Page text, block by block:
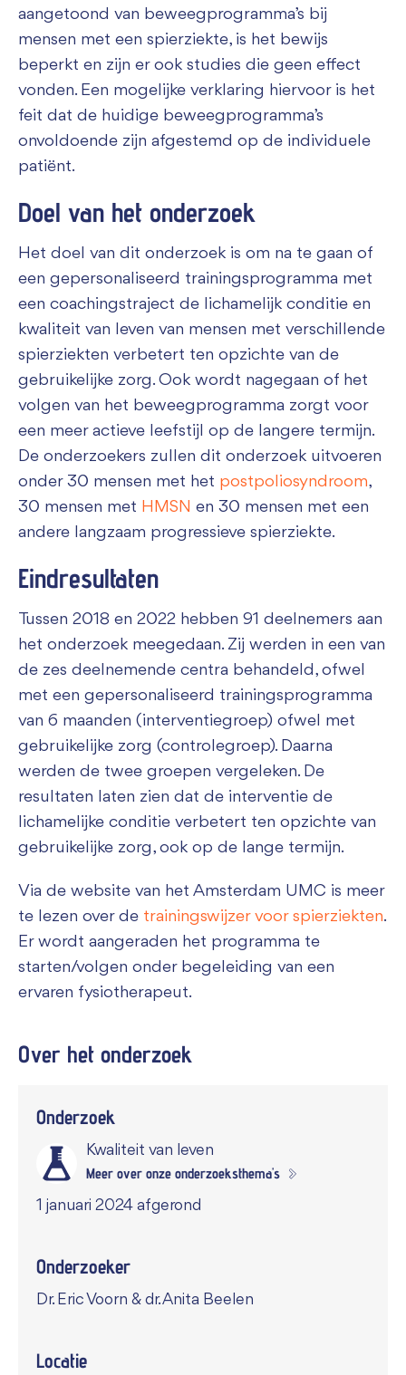
aangetoond van beweegprogramma’s bij
mensen met een spierziekte, is het bewijs
beperkt en zijn er ook studies die geen effect
vonden. Een mogelijke verklaring hiervoor is het
feit dat de huidige beweegprogramma’s
onvoldoende zijn afgestemd op de individuele
patiënt.
Doel van het onderzoek
Het doel van dit onderzoek is om na te gaan of
een gepersonaliseerd trainingsprogramma met
een coachingstraject de lichamelijk conditie en
kwaliteit van leven van mensen met verschillende
spierziekten verbetert ten opzichte van de
gebruikelijke zorg. Ook wordt nagegaan of het
volgen van het beweegprogramma zorgt voor
een meer actieve leefstijl op de langere termijn.
De onderzoekers zullen dit onderzoek uitvoeren
onder 30 mensen met het postpoliosyndroom,
30 mensen met HMSN en 30 mensen met een
andere langzaam progressieve spierziekte.
Eindresultaten
Tussen 2018 en 2022 hebben 91 deelnemers aan
het onderzoek meegedaan. Zij werden in een van
de zes deelnemende centra behandeld, ofwel
met een gepersonaliseerd trainingsprogramma
van 6 maanden (interventiegroep) ofwel met
gebruikelijke zorg (controlegroep). Daarna
werden de twee groepen vergeleken. De
resultaten laten zien dat de interventie de
lichamelijke conditie verbetert ten opzichte van
gebruikelijke zorg, ook op de lange termijn.
Via de website van het Amsterdam UMC is meer
te lezen over de trainingswijzer voor spierziekten.
Er wordt aangeraden het programma te
starten/volgen onder begeleiding van een
ervaren fysiotherapeut.
Over het onderzoek
Onderzoek
Kwaliteit van leven
Meer over onze onderzoeksthema's
1 januari 2024 afgerond
Onderzoeker
Dr. Eric Voorn & dr. Anita Beelen
Locatie